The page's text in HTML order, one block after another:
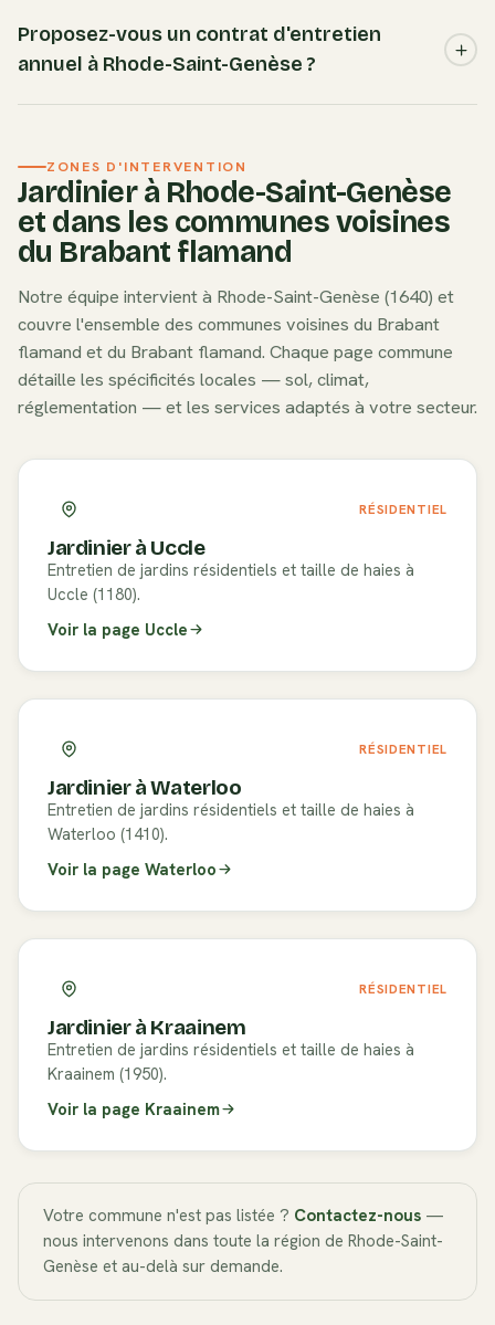
espèces à planter.
sablonneux et au microclimat de Rhode-Saint-Genèse :
rhododendron pontique, azalée mollis, bruyère callune,
Proposez-vous un contrat d'entretien
annuel à Rhode-Saint-Genèse ?
désherbage, nettoyage saisonnier), un tarif préférentiel et
la même équipe à chaque visite. Idéal pour les jardins
résidentiels du Brabant flamand qui nécessitent un suivi
régulier.
ZONES D'INTERVENTION
Jardinier à Rhode-Saint-Genèse
et dans les communes voisines
du Brabant flamand
Notre équipe intervient à Rhode-Saint-Genèse (1640) et
couvre l'ensemble des communes voisines du Brabant
flamand et du Brabant flamand. Chaque page commune
détaille les spécificités locales — sol, climat,
réglementation — et les services adaptés à votre secteur.
RÉSIDENTIEL
Jardinier à Uccle
Entretien de jardins résidentiels et taille de haies à
Uccle (1180).
Voir la page Uccle
RÉSIDENTIEL
Jardinier àWaterloo
Entretien de jardins résidentiels et taille de haies à
Waterloo (1410).
Voir la page Waterloo
RÉSIDENTIEL
Jardinier à Kraainem
Entretien de jardins résidentiels et taille de haies à
Kraainem (1950).
Voir la page Kraainem
Votre commune n'est pas listée ? Contactez-nous —
nous intervenons dans toute la région de Rhode-Saint-
Genèse et au-delà sur demande.